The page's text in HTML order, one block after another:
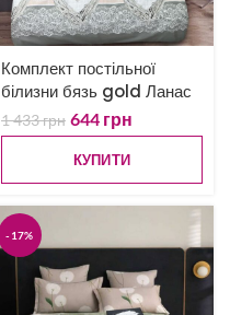
Комплект постільної
білизни бязь gold Ланас
1 433грн 644 грн
КУПИТИ
-17%